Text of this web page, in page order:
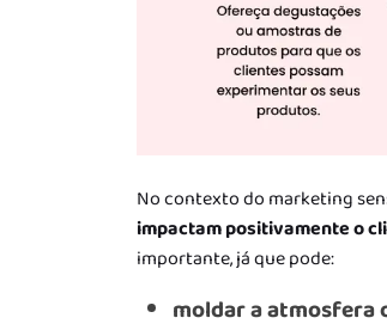
No contexto do marketing
impactam positivamente o
importante, já que pode:
moldar a atmosfera